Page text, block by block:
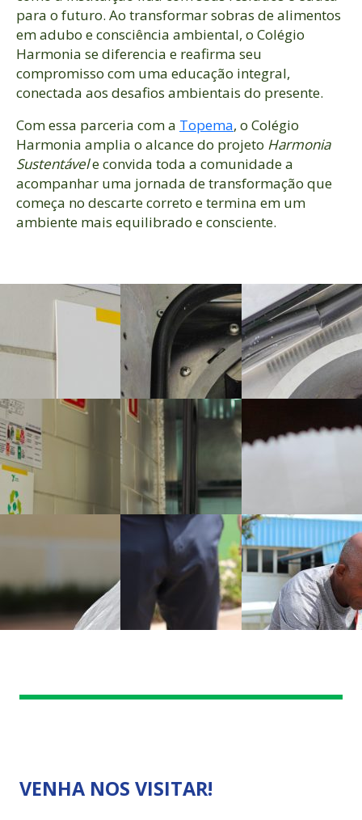
para o futuro. Ao transformar sobras de alimentos
em adubo e consciência ambiental, o Colégio
Harmonia se diferencia e reafirma seu
compromisso com uma educação integral,
conectada aos desafios ambientais do presente.
Com essa parceria com a Topema, o Colégio
Harmonia amplia o alcance do projeto Harmonia
Sustentávele convida toda a comunidade a
acompanhar uma jornada de transformação que
começa no descarte correto e termina em um
ambiente mais equilibrado e consciente.
VENHA NOS VISITAR!